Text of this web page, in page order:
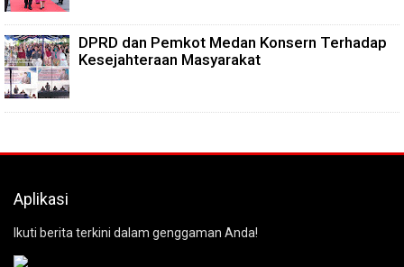
DPRD dan Pemkot Medan Konsern Terhadap
Kesejahteraan Masyarakat
Aplikasi
Ikuti berita terkini dalam genggaman Anda!